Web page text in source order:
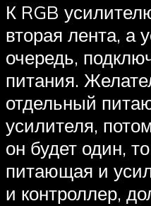
К RGB
вторая лента, а
очередь,
питания.
отдельный
усилителя,
он будет один,
питающая и
и контроллер,